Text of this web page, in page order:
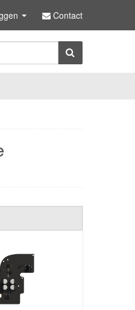
Contact